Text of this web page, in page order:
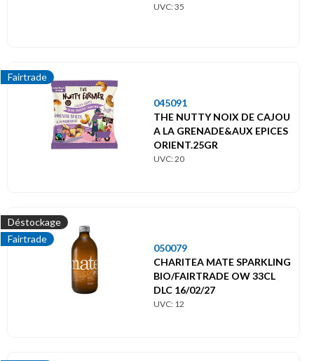
UVC: 35
Fairtrade
045091
THE NUTTY NOIX DE CAJOU
A LA GRENADE&AUX EPICES
ORIENT.25GR
UVC: 20
Déstockage
Fairtrade
050079
CHARITEA MATE SPARKLING
BIO/FAIRTRADE OW 33CL
DLC 16/02/27
UVC: 12